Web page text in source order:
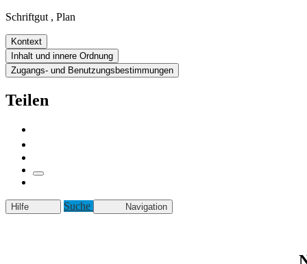
Schriftgut , Plan
Kontext
Inhalt und innere Ordnung
Zugangs- und Benutzungsbestimmungen
Teilen
Hilfe Suche Navigation